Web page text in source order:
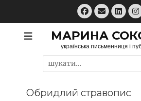
Facebook
Email
МАРИНА
українська письменниця і
Обридлий стравопис